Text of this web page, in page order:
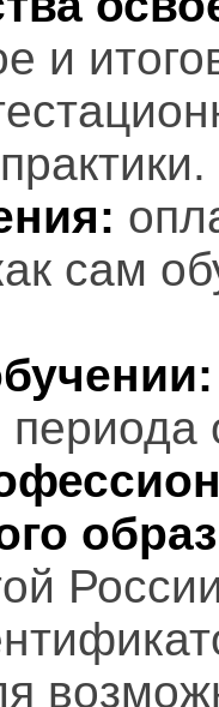
и
сам
периода